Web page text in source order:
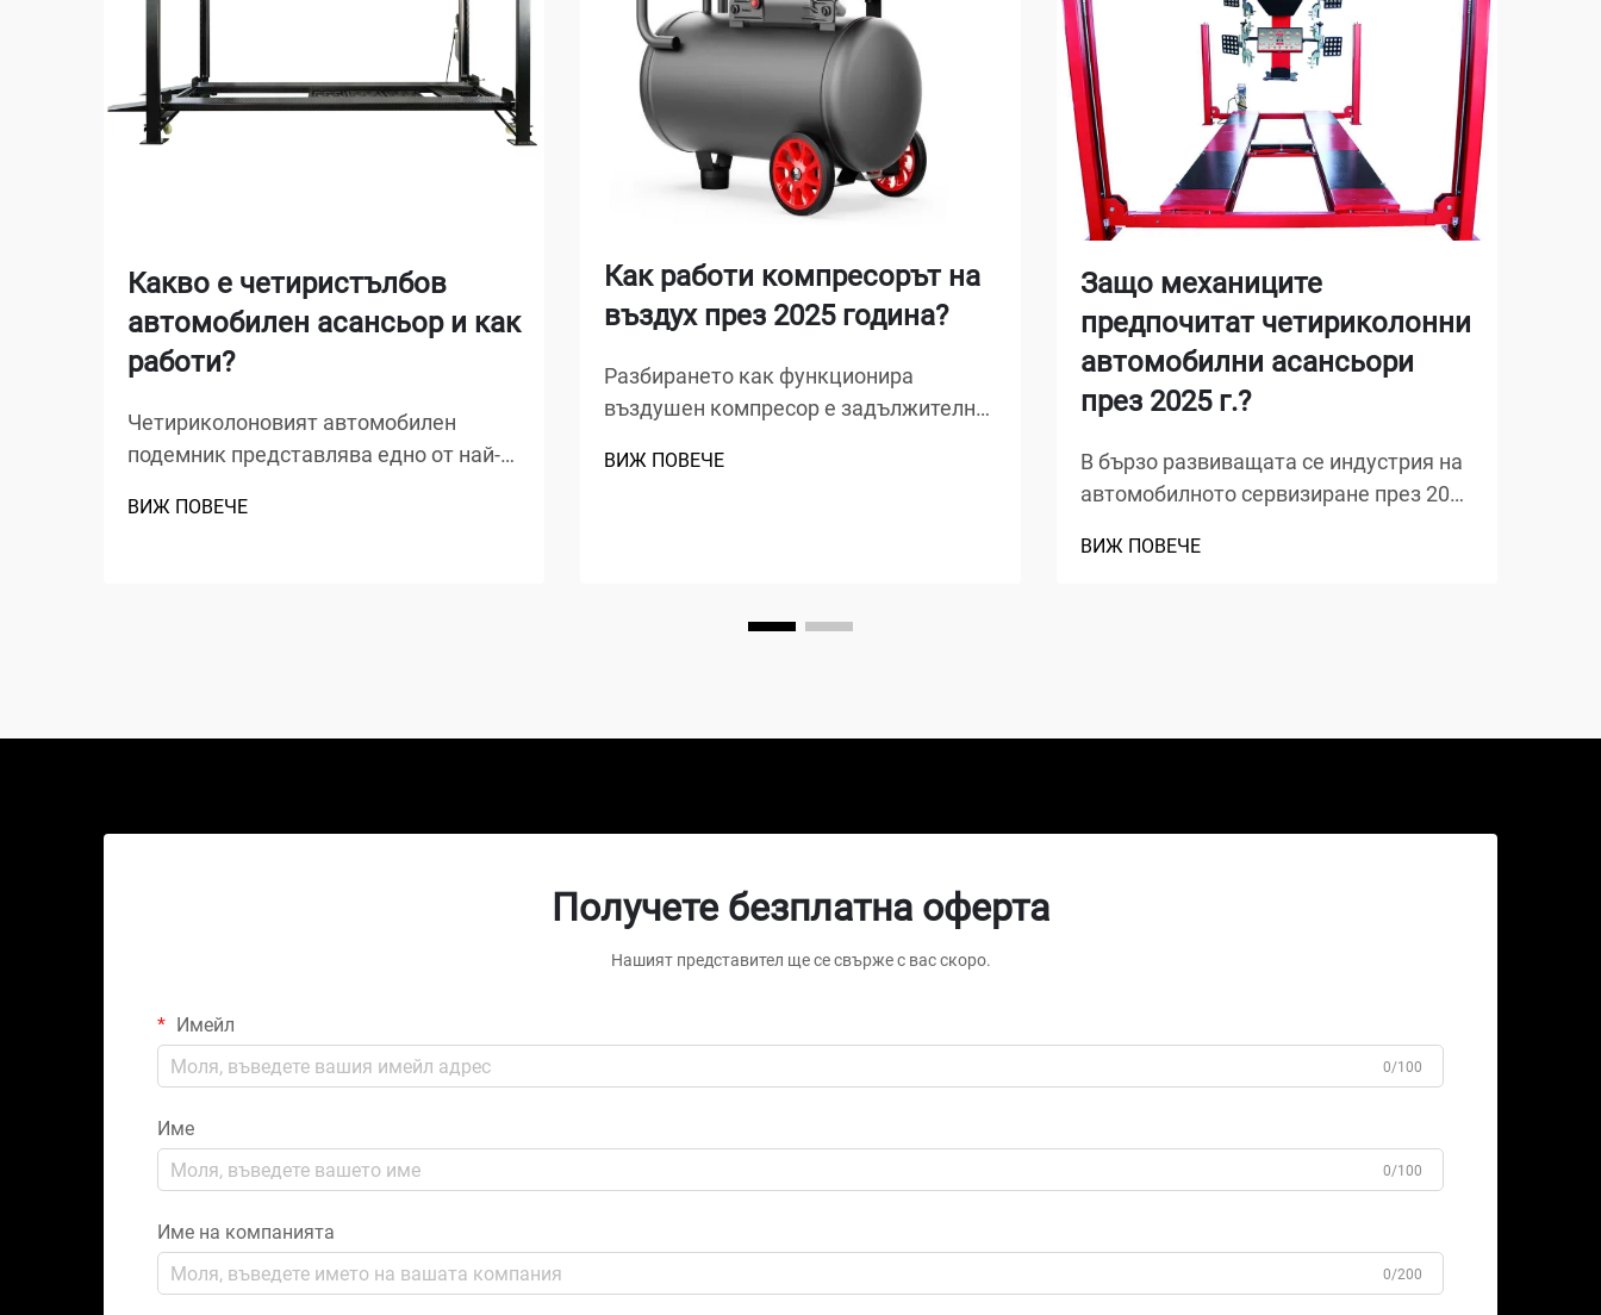
Какво е четиристълбов
автомобилен асансьор и как
работи?
Четириколоновият автомобилен
подемник представлява едно от най-
разпространени решения за вдигане в
ВИЖ ПОВЕЧЕ
Как работи компресорът на
въздух през 2025 година?
Разбирането как функционира
въздушен компресор е задължително
производството, автомобилния
потенциална енергия...
ВИЖ ПОВЕЧЕ
Защо механиците
предпочитат четириколонни
автомобилни асансьори
през 2025 г.?
В бързо развиващата се индустрия на
автомобилното сервизиране през 2025
напреднала техника, която осигурява
ВИЖ ПОВЕЧЕ
Получете безплатна оферта
Нашият представител ще се свърже с вас скоро.
Имейл
0/100
Име
0/100
Име на компанията
0/200